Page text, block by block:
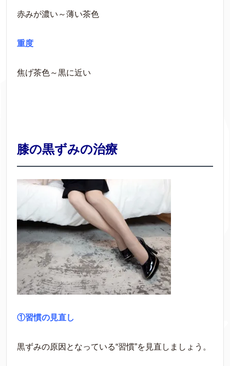
赤みが濃い～薄い茶色
重度
焦げ茶色～黒に近い
膝の黒ずみの治療
①習慣の見直し
黒ずみの原因となっている“習慣”を見直しましょう。